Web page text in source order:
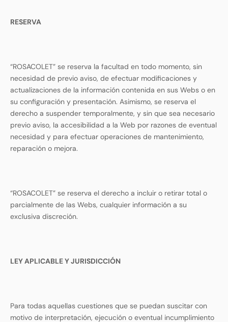
RESERVA
“ROSACOLET” se reserva la facultad en todo momento, sin
necesidad de previo aviso, de efectuar modificaciones y
actualizaciones de la información contenida en sus Webs o en
su configuración y presentación. Asimismo, se reserva el
derecho a suspender temporalmente, y sin que sea necesario
previo aviso, la accesibilidad a la Web por razones de eventual
necesidad y para efectuar operaciones de mantenimiento,
reparación o mejora.
“ROSACOLET” se reserva el derecho a incluir o retirar total o
parcialmente de las Webs, cualquier información a su
exclusiva discreción.
LEY APLICABLE Y JURISDICCIÓN
Para todas aquellas cuestiones que se puedan suscitar con
motivo de interpretación, ejecución o eventual incumplimiento